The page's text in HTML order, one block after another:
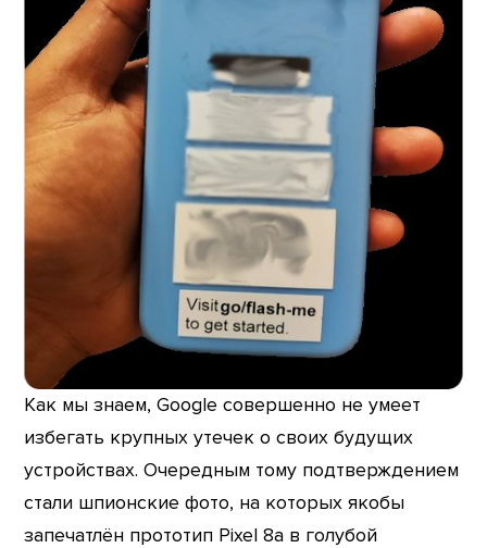
Как мы знаем, Google совершенно не умеет
избегать крупных утечек о своих будущих
устройствах. Очередным тому подтверждением
стали шпионские фото, на которых якобы
запечатлён прототип Pixel 8a в голубой